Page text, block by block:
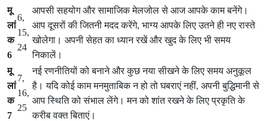
मू
लां
क
6
6,
15,
24
आपसी सहयोग और सामाजिक मेलजोल से आज आपके काम बनेंगे।
आप दूसरों की जितनी मदद करेंगे, भाग्य आपके लिए उतने ही नए रास्ते
खोलेगा। अपनी सेहत का ध्यान रखें और खुद के लिए भी समय
निकालें।
मू
लां
क
7
7,
16,
25
नई रणनीतियों को बनाने और कुछ नया सीखने के लिए समय अनुकूल
है। यदि कोई काम मनमुताबिक न हो तो घबराएं नहीं, अपनी बुद्धिमानी से
आप स्थिति को संभाल लेंगे। मन को शांत रखने के लिए प्रकृति के
करीब वक्त बिताएं।